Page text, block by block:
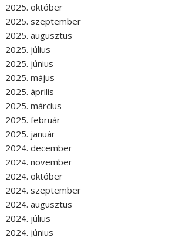
2025. október
2025. szeptember
2025. augusztus
2025. július
2025. június
2025. május
2025. április
2025. március
2025. február
2025. január
2024. december
2024. november
2024. október
2024. szeptember
2024. augusztus
2024. július
2024. június